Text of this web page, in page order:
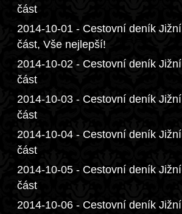
část
2014-10-01 - Cestovní deník
část, Vše nejlepší!
2014-10-02 - Cestovní deník
část
2014-10-03 - Cestovní deník
část
2014-10-04 - Cestovní deník
část
2014-10-05 - Cestovní deník
část
2014-10-06 - Cestovní deník